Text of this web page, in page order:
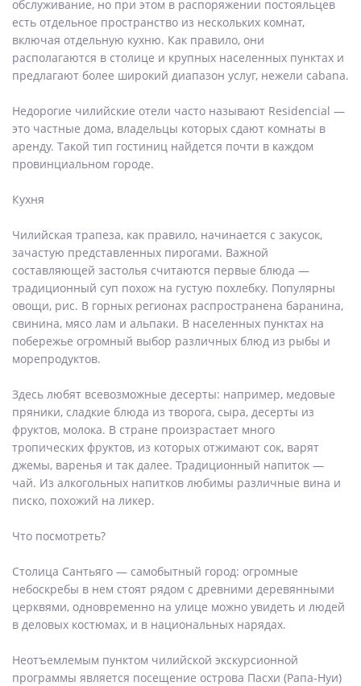
обслуживание, но при этом в распоряжении постояльцев
есть отдельное пространство из нескольких комнат,
включая отдельную кухню. Как правило, они
располагаются в столице и крупных населенных пунктах и
предлагают более широкий диапазон услуг, нежели cabana.
Недорогие чилийские отели часто называют Residencial —
это частные дома, владельцы которых сдают комнаты в
аренду. Такой тип гостиниц найдется почти в каждом
провинциальном городе.
Кухня
Чилийская трапеза, как правило, начинается с закусок,
зачастую представленных пирогами. Важной
составляющей застолья считаются первые блюда —
традиционный суп похож на густую похлебку. Популярны
овощи, рис. В горных регионах распространена баранина,
свинина, мясо лам и альпаки. В населенных пунктах на
побережье огромный выбор различных блюд из рыбы и
морепродуктов.
Здесь любят всевозможные десерты: например, медовые
пряники, сладкие блюда из творога, сыра, десерты из
фруктов, молока. В стране произрастает много
тропических фруктов, из которых отжимают сок, варят
джемы, варенья и так далее. Традиционный напиток —
чай. Из алкогольных напитков любимы различные вина и
писко, похожий на ликер.
Что посмотреть?
Столица Сантьяго — самобытный город: огромные
небоскребы в нем стоят рядом с древними деревянными
церквями, одновременно на улице можно увидеть и людей
в деловых костюмах, и в национальных нарядах.
Неотъемлемым пунктом чилийской экскурсионной
программы является посещение острова Пасхи (Рапа-Нуи)